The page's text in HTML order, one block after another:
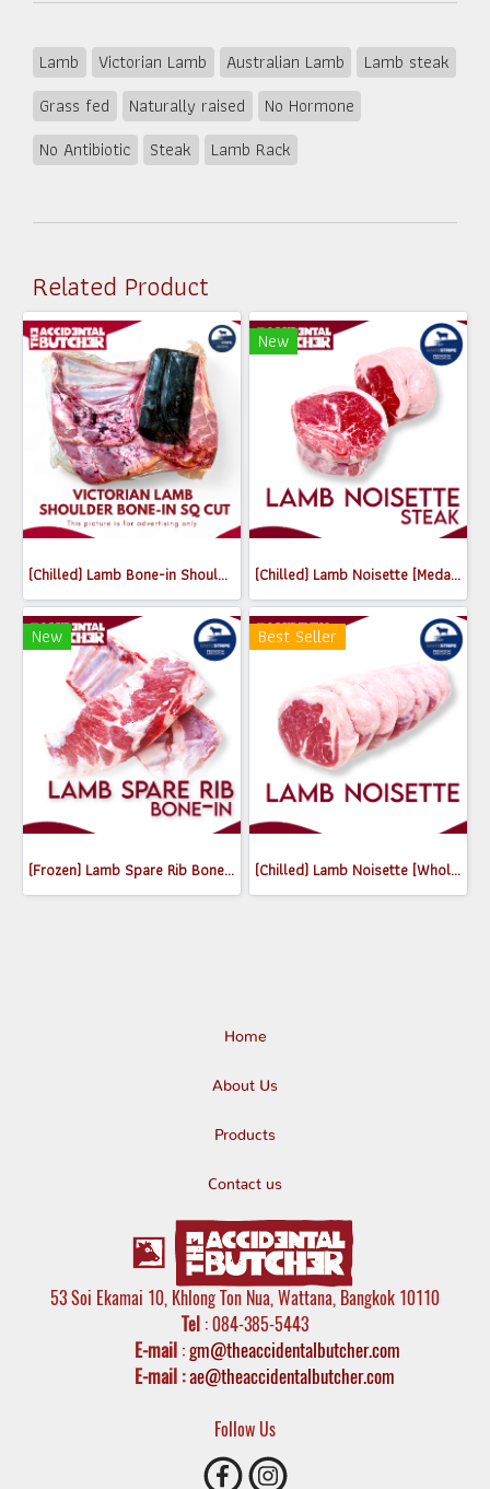
Lamb Victorian Lamb Australian Lamb
Lamb steak
Grass fed
Naturally raised
No Hormone
No Antibiotic
Steak Lamb Rack
Related Product
(Chilled) Lamb Bone-in Shoulder SQ Whole (2.8-3.1 kg)
New
(Chilled) Lamb Noisette [Medallions] (180-200g)
New
(Frozen) Lamb Spare Rib Bone-in (800-850g)
Best Seller
(Chilled) Lamb Noisette [Whole] (500-600g)
Home
About Us
Products
Contact us
53 Soi Ekamai 10, Khlong Ton Nua, Wattana, Bangkok 10110
Tel : 084-385-5443
E-mail:gm@theaccidentalbutcher.com
E-mail :ae@theaccidentalbutcher.com
Follow Us